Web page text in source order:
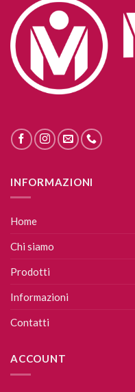
INFORMAZIONI
Home
Chi siamo
Prodotti
Informazioni
Contatti
ACCOUNT